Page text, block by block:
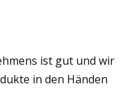
ist gut und wir
in den Händen